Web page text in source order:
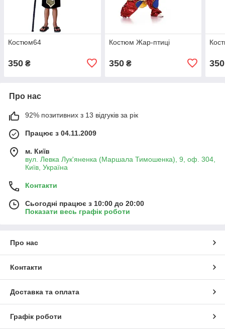
Костюм64
350 ₴
Костюм Жар-птиці
350₴ 350
Про нас
92% позитивних з 13 відгуків за рік
Працює з 04.11.2009
м. Київ
вул. Левка Лук'яненка (Маршала Тимошенка), 9, оф. 304,
Київ, Україна
Контакти
Сьогодні працює з 10:00 до 20:00
Показати весь графік роботи
Про нас
Контакти
Доставка та оплата
Графік роботи